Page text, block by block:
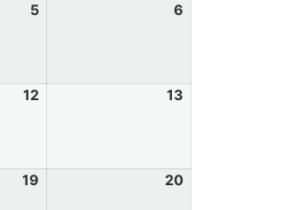
5 6
12 13
19 20